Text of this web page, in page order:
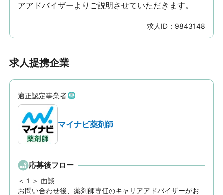
アアドバイザーよりご説明させていただきます。
求人ID： 9843148
求人提携企業
適正認定事業者
マイナビ薬剤師
応募後フロー
＜１＞ 面談
お問い合わせ後、薬剤師専任のキャリアアドバイザーがお